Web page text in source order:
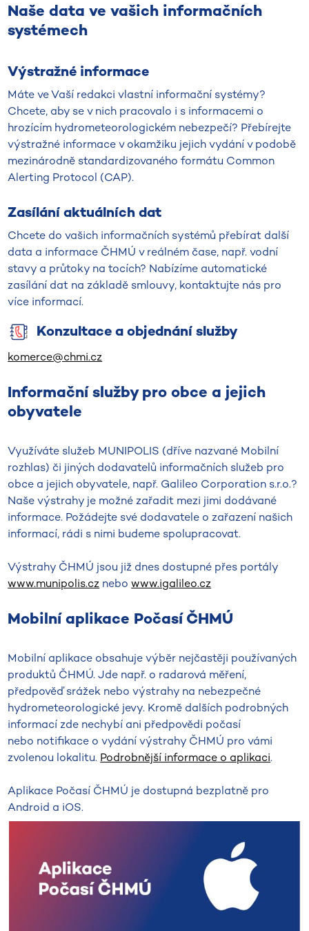
Naše data ve vašich informačních
systémech
Výstražné informace
Máte ve Vaší redakci vlastní informační systémy?
Chcete, aby se v nich pracovalo i s informacemi o
hrozícím hydrometeorologickém nebezpečí? Přebírejte
výstražné informace v okamžiku jejich vydání v podobě
mezinárodně standardizovaného formátu Common
Alerting Protocol (CAP).
Zasílání aktuálních dat
Chcete do vašich informačních systémů přebírat další
data a informace ČHMÚ v reálném čase, např. vodní
stavy a průtoky na tocích? Nabízíme automatické
zasílání dat na základě smlouvy, kontaktujte nás pro
více informací.
Konzultace a objednání služby
komerce@chmi.cz
Informační služby pro obce a jejich
obyvatele
Využíváte služeb MUNIPOLIS (dříve nazvané Mobilní
rozhlas) či jiných dodavatelů informačních služeb pro
obce a jejich obyvatele, např. Galileo Corporation s.r.o.?
Naše výstrahy je možné zařadit mezi jimi dodávané
informace. Požádejte své dodavatele o zařazení našich
informací, rádi s nimi budeme spolupracovat.
Výstrahy ČHMÚ jsou již dnes dostupné přes portály
www.munipolis.cz nebowww.igalileo.cz
Mobilní aplikace Počasí ČHMÚ
Mobilní aplikace obsahuje výběr nejčastěji používaných
produktů ČHMÚ. Jde např. o radarová měření,
předpověď srážek nebo výstrahy na nebezpečné
hydrometeorologické jevy. Kromě dalších podrobných
informací zde nechybí ani předpovědi počasí
nebo notifikace o vydání výstrahy ČHMÚ pro vámi
zvolenou lokalitu. Podrobnější informace o aplikaci.
Aplikace Počasí ČHMÚ je dostupná bezplatně pro
Android a iOS.